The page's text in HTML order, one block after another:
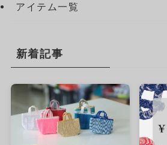
アイテム一覧
新着記事